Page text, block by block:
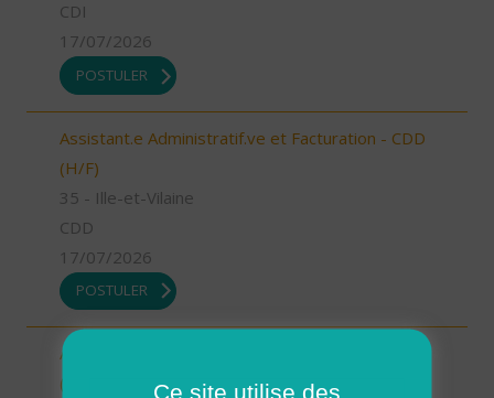
CDI
17/07/2026
POSTULER
Assistant.e Administratif.ve et Facturation - CDD
(H/F)
35 - Ille-et-Vilaine
CDD
17/07/2026
POSTULER
Assistant.e Administratif.ve et Facturation - CDI
(H/F)
Ce site utilise des